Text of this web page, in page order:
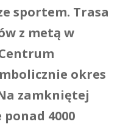
sportem. Trasa
z metą w
okres
zamkniętej
4000